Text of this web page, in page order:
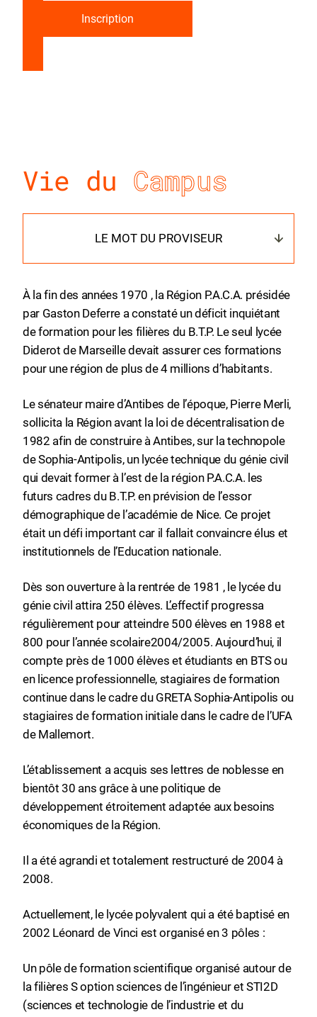
Inscription
Vie du Campus
LE MOT DU PROVISEUR
À la fin des années 1970 , la Région P.A.C.A. présidée
par Gaston Deferre a constaté un déficit inquiétant
de formation pour les filières du B.T.P. Le seul lycée
Diderot de Marseille devait assurer ces formations
pour une région de plus de 4 millions d’habitants.
Le sénateur maire d’Antibes de l’époque, Pierre Merli,
sollicita la Région avant la loi de décentralisation de
1982 afin de construire à Antibes, sur la technopole
de Sophia-Antipolis, un lycée technique du génie civil
qui devait former à l’est de la région P.A.C.A. les
futurs cadres du B.T.P. en prévision de l’essor
démographique de l’académie de Nice. Ce projet
était un défi important car il fallait convaincre élus et
institutionnels de l’Education nationale.
Dès son ouverture à la rentrée de 1981 , le lycée du
génie civil attira 250 élèves. L’effectif progressa
régulièrement pour atteindre 500 élèves en 1988 et
800 pour l’année scolaire2004/2005. Aujourd’hui, il
compte près de 1000 élèves et étudiants en BTS ou
en licence professionnelle, stagiaires de formation
continue dans le cadre du GRETA Sophia-Antipolis ou
stagiaires de formation initiale dans le cadre de l’UFA
de Mallemort.
L’établissement a acquis ses lettres de noblesse en
bientôt 30 ans grâce à une politique de
développement étroitement adaptée aux besoins
économiques de la Région.
Il a été agrandi et totalement restructuré de 2004 à
2008.
Actuellement, le lycée polyvalent qui a été baptisé en
2002 Léonard de Vinci est organisé en 3 pôles :
Un pôle de formation scientifique organisé autour de
la filières S option sciences de l’ingénieur et STI2D
(sciences et technologie de l’industrie et du